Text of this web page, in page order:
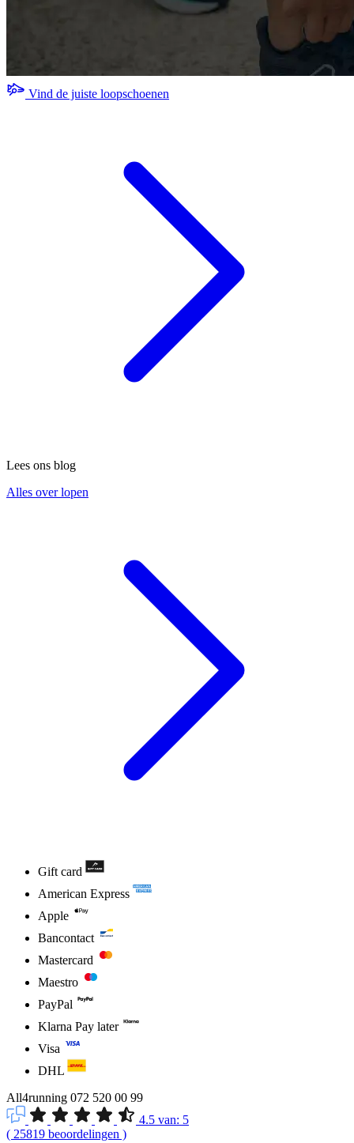
Vind de juiste loopschoenen
Lees ons blog
Alles over lopen
Gift card
American Express
Apple
Bancontact
Mastercard
Maestro
PayPal
Klarna Pay later
Visa
DHL
All4running 072 520 00 99
4.5 van: 5
( 25819 beoordelingen )